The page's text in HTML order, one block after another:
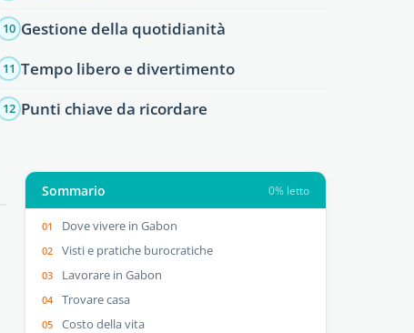
10 Gestione della quotidianità
11 Tempo libero e divertimento
12 Punti chiave da ricordare
Sommario 0% letto
Dove vivere in Gabon
Visti e pratiche burocratiche
Lavorare in Gabon
Trovare casa
Costo della vita